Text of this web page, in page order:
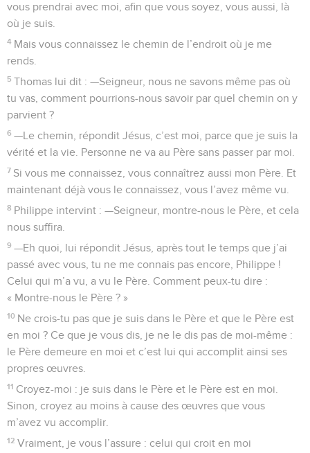
vous prendrai avec moi, afin que vous soyez, vous aussi, là
où je suis.
4 Mais vous connaissez le chemin de l’endroit où je me
rends.
5 Thomas lui dit : —Seigneur, nous ne savons même pas où
tu vas, comment pourrions-nous savoir par quel chemin on y
parvient ?
6 —Le chemin, répondit Jésus, c’est moi, parce que je suis la
vérité et la vie. Personne ne va au Père sans passer par moi.
7 Si vous me connaissez, vous connaîtrez aussi mon Père. Et
maintenant déjà vous le connaissez, vous l’avez même vu.
8 Philippe intervint : —Seigneur, montre-nous le Père, et cela
nous suffira.
9 —Eh quoi, lui répondit Jésus, après tout le temps que j’ai
passé avec vous, tu ne me connais pas encore, Philippe !
Celui qui m’a vu, a vu le Père. Comment peux-tu dire :
« Montre-nous le Père ? »
10 Ne crois-tu pas que je suis dans le Père et que le Père est
en moi ? Ce que je vous dis, je ne le dis pas de moi-même :
le Père demeure en moi et c’est lui qui accomplit ainsi ses
propres œuvres.
11 Croyez-moi : je suis dans le Père et le Père est en moi.
Sinon, croyez au moins à cause des œuvres que vous
m’avez vu accomplir.
12 Vraiment, je vous l’assure : celui qui croit en moi